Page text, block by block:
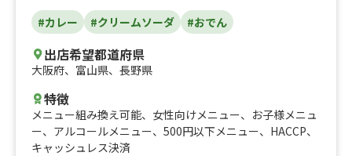
#カレー #クリームソーダ #おでん
出店希望都道府県
大阪府、 富山県、 長野県
特徴
メニュー組み換え可能、 女性向けメニュー、 お子様メニュ
ー、 アルコールメニュー、 500円以下メニュー、 HACCP、
キャッシュレス決済